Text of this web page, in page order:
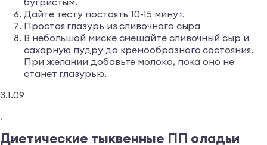
Дайте тесту постоять 10-15 минут.
Простая глазурь из сливочного сыра
В небольшой миске смешайте сливочный сыр и
сахарную пудру до кремообразного состояния.
При желании добавьте молоко, пока оно не
станет глазурью.
3.1.09
.
Диетические тыквенные ПП оладьи